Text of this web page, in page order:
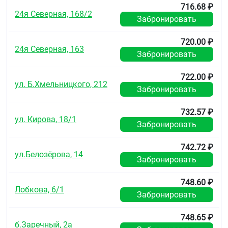
синдром «X» (микрососудистая стенокардия);
сердечная недостаточность;
повышенное артериальное давление;
облитерирующие артериальные заболевания;
гипертиреоидизм;
язвенная болезнь желудка;
почечная недостаточность;
печёночная недостаточность;
некоторые формы шизофрении;
надпочечников;
гастроэзофагеальная рефлюксная болезнь;
лицам старше 40–45 лет (см. раздел «Особые
указания»).
заболеваниями, указанными в разделе «С
осторожностью», возможно только после
24я Северная, 168/2
716.68 ₽
Забронировать
24я Северная, 163
720.00 ₽
Забронировать
ул. Б.Хмельницкого, 212
722.00 ₽
Забронировать
ул. Кирова, 18/1
732.57 ₽
Забронировать
ул.Белозёрова, 14
742.72 ₽
Забронировать
Лобкова, 6/1
748.60 ₽
Забронировать
б.Заречный, 2а
748.65 ₽